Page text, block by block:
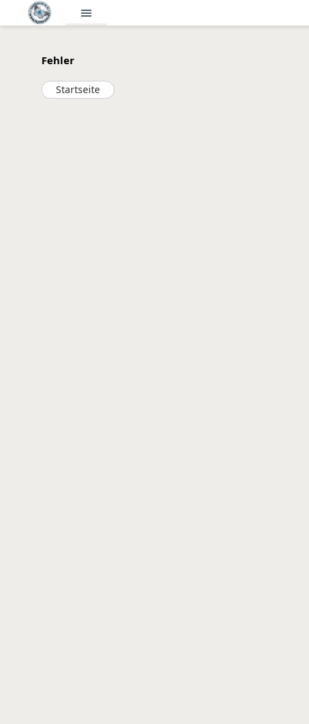
menu
Fehler
Startseite